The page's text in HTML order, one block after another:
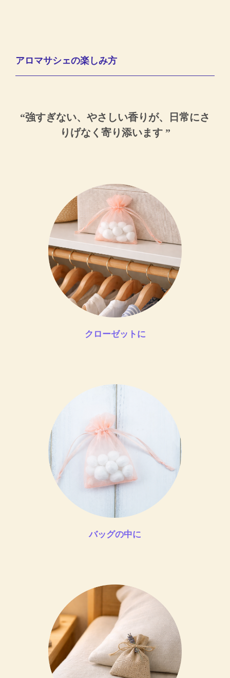
アロマサシェの楽しみ方
“強すぎない、やさしい香りが、日常にさ
りげなく寄り添います ”
クローゼットに
バッグの中に